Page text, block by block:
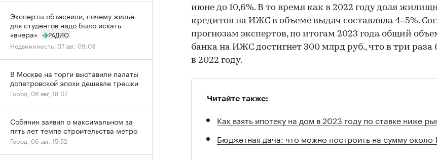
июне до 10,6%. В то время как в 2022 году доля
кредитов на ИЖС в объеме выдач составляла 4–5%.
прогнозам экспертов, по итогам 2023 года общий
банка на ИЖС достигнет 300 млрд руб., что в три раза
в 2022 году.
Читайте также:
Как взять ипотеку на дом в 2023 году по ставке ниже
Бюджетная дача: что можно построить на сумму около
Эксперты объяснили, почему жилье
для студентов надо было искать
«вчера»
РАДИО
Недвижимость, 07 авг, 09:03
В Москве на торги выставили палаты
допетровской эпохи дешевле трешки
Город, 06 авг, 18:07
Собянин заявил о максимальном за
пять лет темпе строительства метро
Город, 06 авг, 15:52